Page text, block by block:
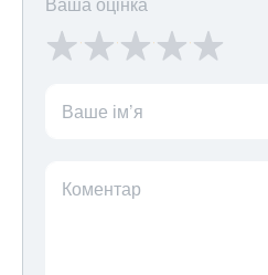
Ваше ім’я
Коментар